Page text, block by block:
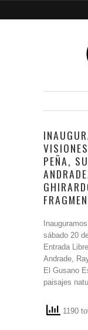
PEÑA,
sábado 20
Entrada
Andrade,
El Gusano
paisajes
1190